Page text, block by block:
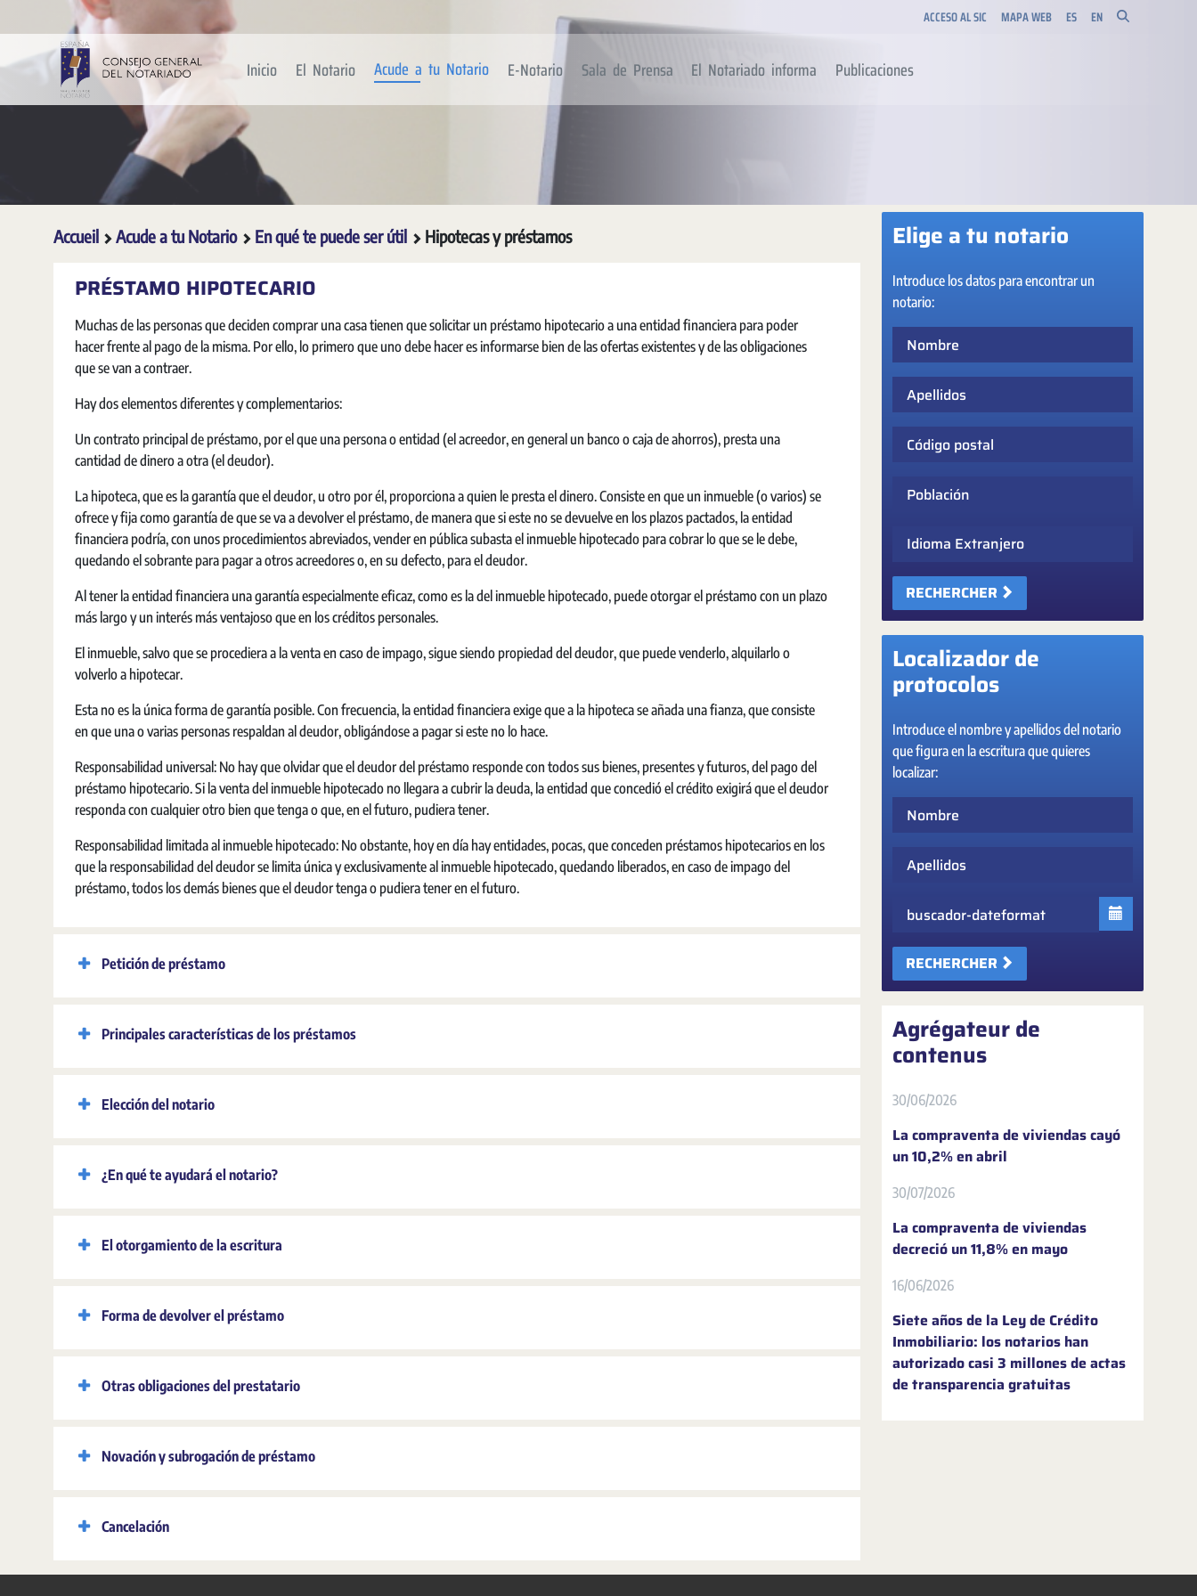
Saut au contenu principal ACCESO AL SIC MAPA WEB ES EN
Inicio El Notario Acude a tu Notario E-Notario Sala de Prensa El Notariado informa Publicaciones
Accueil Acude a tu Notario En qué te puede ser útil Hipotecas y préstamos
PRÉSTAMO HIPOTECARIO
Muchas de las personas que deciden comprar una casa tienen que solicitar un préstamo hipotecario a una entidad financiera para poder
hacer frente al pago de la misma. Por ello, lo primero que uno debe hacer es informarse bien de las ofertas existentes y de las obligaciones
que se van a contraer.
Hay dos elementos diferentes y complementarios:
Un contrato principal de préstamo, por el que una persona o entidad (el acreedor, en general un banco o caja de ahorros), presta una
cantidad de dinero a otra (el deudor).
La hipoteca, que es la garantía que el deudor, u otro por él, proporciona a quien le presta el dinero. Consiste en que un inmueble (o varios) se
ofrece y fija como garantía de que se va a devolver el préstamo, de manera que si este no se devuelve en los plazos pactados, la entidad
financiera podría, con unos procedimientos abreviados, vender en pública subasta el inmueble hipotecado para cobrar lo que se le debe,
quedando el sobrante para pagar a otros acreedores o, en su defecto, para el deudor.
Al tener la entidad financiera una garantía especialmente eficaz, como es la del inmueble hipotecado, puede otorgar el préstamo con un plazo
más largo y un interés más ventajoso que en los créditos personales.
El inmueble, salvo que se procediera a la venta en caso de impago, sigue siendo propiedad del deudor, que puede venderlo, alquilarlo o
volverlo a hipotecar.
Esta no es la única forma de garantía posible. Con frecuencia, la entidad financiera exige que a la hipoteca se añada una fianza, que consiste
en que una o varias personas respaldan al deudor, obligándose a pagar si este no lo hace.
Responsabilidad universal: No hay que olvidar que el deudor del préstamo responde con todos sus bienes, presentes y futuros, del pago del
préstamo hipotecario. Si la venta del inmueble hipotecado no llegara a cubrir la deuda, la entidad que concedió el crédito exigirá que el deudor
responda con cualquier otro bien que tenga o que, en el futuro, pudiera tener.
Responsabilidad limitada al inmueble hipotecado: No obstante, hoy en día hay entidades, pocas, que conceden préstamos hipotecarios en los
que la responsabilidad del deudor se limita única y exclusivamente al inmueble hipotecado, quedando liberados, en caso de impago del
préstamo, todos los demás bienes que el deudor tenga o pudiera tener en el futuro.
Petición de préstamo
Principales características de los préstamos
Elección del notario
¿En qué te ayudará el notario?
El otorgamiento de la escritura
Forma de devolver el préstamo
Otras obligaciones del prestatario
Novación y subrogación de préstamo
Cancelación
Elige a tu notario
Introduce los datos para encontrar un
notario:
Idioma Extranjero
RECHERCHER
Localizador de
protocolos
Introduce el nombre y apellidos del notario
que figura en la escritura que quieres
localizar:
RECHERCHER
Agrégateur de
contenus
30/06/2026
La compraventa de viviendas cayó
un 10,2% en abril
30/07/2026
La compraventa de viviendas
decreció un 11,8% en mayo
16/06/2026
Siete años de la Ley de Crédito
Inmobiliario: los notarios han
autorizado casi 3 millones de actas
de transparencia gratuitas